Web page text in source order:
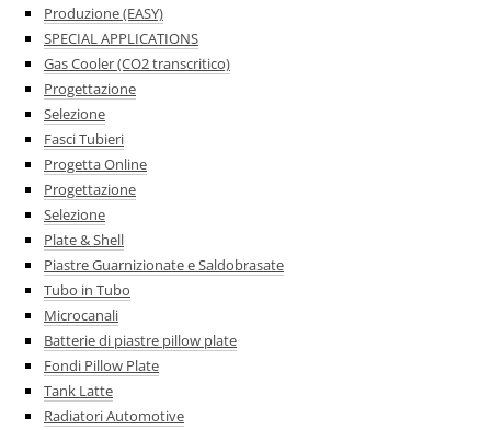
Produzione (EASY)
SPECIAL APPLICATIONS
Gas Cooler (CO2 transcritico)
Progettazione
Selezione
Fasci Tubieri
Progetta Online
Progettazione
Selezione
Plate & Shell
Piastre Guarnizionate e Saldobrasate
Tubo in Tubo
Microcanali
Batterie di piastre pillow plate
Fondi Pillow Plate
Tank Latte
Radiatori Automotive